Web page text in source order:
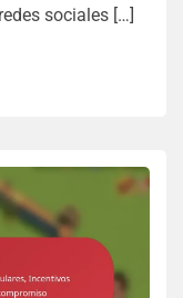
sociales […]